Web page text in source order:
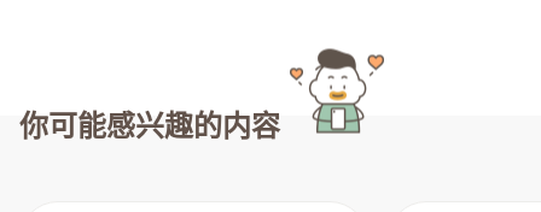
你可能感兴趣的内容